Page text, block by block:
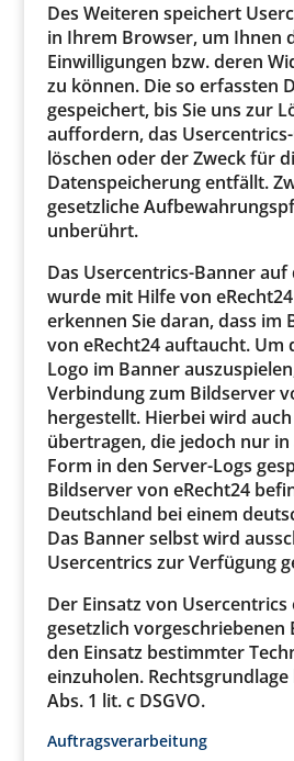
Des Weiteren speichert
in Ihrem Browser, um Ihnen
Einwilligungen bzw. deren
zu können. Die so erfassten
gespeichert, bis Sie uns zur
auffordern, das
löschen oder der Zweck für
Datenspeicherung entfällt.
gesetzliche
unberührt.
Das Usercentrics-Banner auf
wurde mit Hilfe von
erkennen Sie daran, dass im
von eRecht24 auftaucht. Um
Logo im Banner
Verbindung zum Bildserver
hergestellt. Hierbei wird
übertragen, die jedoch nur
Form in den Server-Logs
Bildserver von eRecht24
Deutschland bei einem
Das Banner selbst wird
Usercentrics zur Verfügung
Der Einsatz von
gesetzlich vorgeschriebenen
den Einsatz bestimmter
einzuholen.
Abs. 1 lit. c DSGVO.
Auftragsverarbeitung